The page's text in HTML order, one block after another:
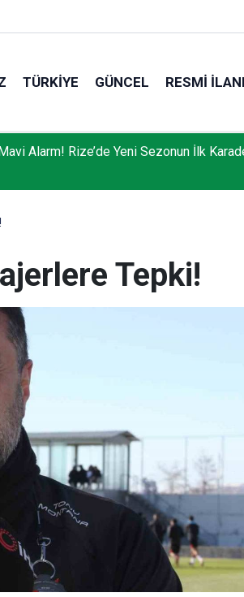
TÜRKIYE GÜNCEL RESMI
Alarm! Rize’de Yeni Sezonun İlk
Tepki!